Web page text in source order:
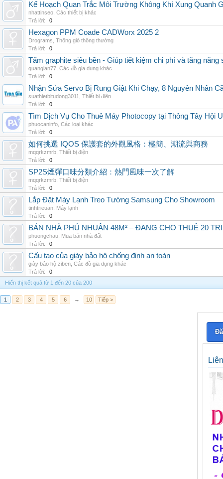
Kế Hoạch Quan Trắc Môi Trường Không Khí Xung Quanh
nhattinseo Các thiết bị khác
Trả lời:
0
Hexagon PPM Coade CADWorx 2025 2
Drograms Thông gió thông thường
Trả lời:
0
Tấm graphite siêu bền - Giúp tiết kiệm chi phí và tăng năng
quanglan77 Các đồ gia dụng khác
Trả lời:
0
Nhận Sửa Servo Bị Rung Giật Khi Chạy, 8 Nguyên Nhân
suathietbitudong3011
Thiết bị điện
Trả lời:
0
Tìm Dịch Vụ Cho Thuê Máy Photocopy tại Thông Tây Hội
phuocaninfo Các loại khác
Trả lời:
0
如何挑選 IQOS 保護套的外觀風格：極簡、潮流與商務
mqqrkzmrb Thiết bị điện
Trả lời:
0
SP2S煙彈口味分類介紹：熱門風味一次了解
mqqrkzmrb Thiết bị điện
Trả lời:
0
Lắp Đặt Máy Lạnh Treo Tường Samsung Cho Showroom
tinhtrieuan Máy lạnh
Trả lời:
0
BÁN NHÀ PHÚ NHUẬN 48M² – ĐANG CHO THUÊ 20
phuongchau Mua bán nhà đất
Trả lời:
0
Cấu tạo của giày bảo hộ chống đinh an toàn
giày bảo hộ ziben Các đồ gia dụng khác
Trả lời:
0
Hiển thị kết quả từ 1 đến 20 của 200
1 2 3 4 5 6 → 10 Tiếp >